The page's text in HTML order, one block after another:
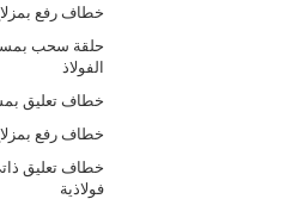
خطاف رفع
حلقة سحب
الفولاذ
خطاف تعليق
خطاف رفع
خطاف تعليق
فولاذية